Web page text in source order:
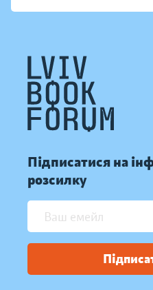
Підписатися на
розсилку